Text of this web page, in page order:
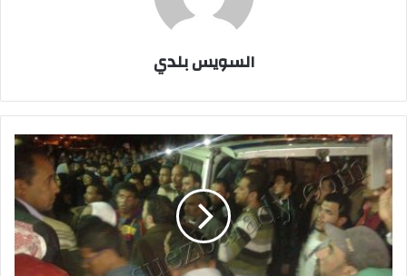
السويس بلدي
بالصور..جنازة
شعبية
مهيبة
لقتيلا
السويس